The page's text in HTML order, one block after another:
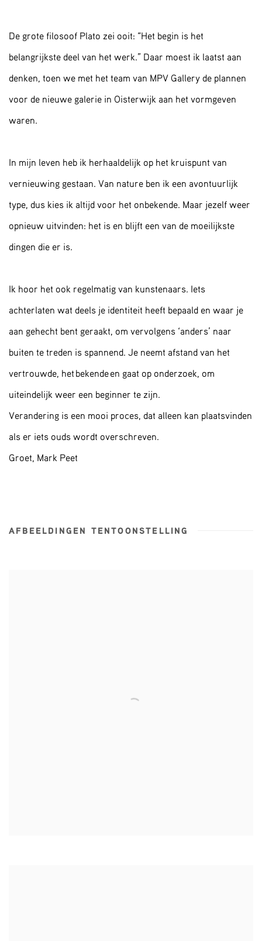
De grote filosoof Plato zei ooit: “Het begin is het
belangrijkste deel van het werk.” Daar moest ik laatst aan
denken, toen we met het team van MPV Gallery de plannen
voor de nieuwe galerie in Oisterwijk aan het vormgeven
waren.
In mijn leven heb ik herhaaldelijk op het kruispunt van
vernieuwing gestaan. Van nature ben ik een avontuurlijk
type, dus kies ik altijd voor het onbekende. Maar jezelf weer
opnieuw uitvinden: het is en blijft een van de moeilijkste
dingen die er is.
Ik hoor het ook regelmatig van kunstenaars. Iets
achterlaten wat deels je identiteit heeft bepaald en waar je
aan gehecht bent geraakt, om vervolgens ‘anders’ naar
buiten te treden is spannend. Je neemt afstand van het
vertrouwde, het bekende en gaat op onderzoek, om
uiteindelijk weer een beginner te zijn.
Verandering is een mooi proces, dat alleen kan plaatsvinden
als er iets ouds wordt overschreven.
Groet, Mark Peet
AFBEELDINGEN TENTOONSTELLING